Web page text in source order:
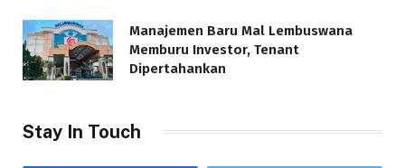
Manajemen Baru Mal Lembuswana
Memburu Investor, Tenant
Dipertahankan
Stay In Touch